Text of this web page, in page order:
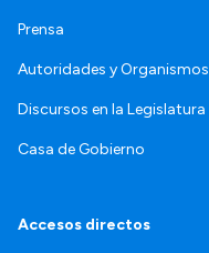
Prensa
Autoridades y Organismos
Discursos en la Legislatura
Casa de Gobierno
Accesos directos